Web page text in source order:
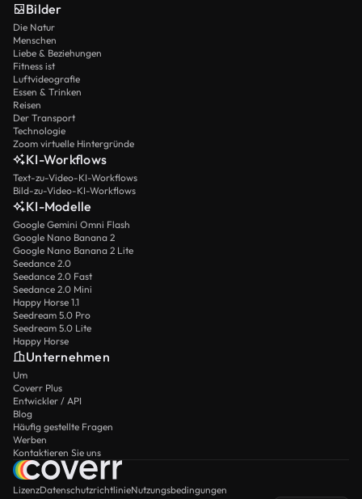
Bilder
Die Natur
Menschen
Liebe & Beziehungen
Fitness ist
Luftvideografie
Essen & Trinken
Reisen
Der Transport
Technologie
Zoom virtuelle Hintergründe
KI-Workflows
Text-zu-Video-KI-Workflows
Bild-zu-Video-KI-Workflows
KI-Modelle
Google Gemini Omni Flash
Google Nano Banana 2
Google Nano Banana 2 Lite
Seedance 2.0
Seedance 2.0 Fast
Seedance 2.0 Mini
Happy Horse 1.1
Seedream 5.0 Pro
Seedream 5.0 Lite
Happy Horse
Unternehmen
Um
Coverr Plus
Entwickler / API
Blog
Häufig gestellte Fragen
Werben
Kontaktieren Sie uns
LizenzDatenschutzrichtlinieNutzungsbedingungen